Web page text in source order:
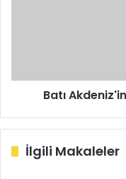
Batı
İlgili Makaleler